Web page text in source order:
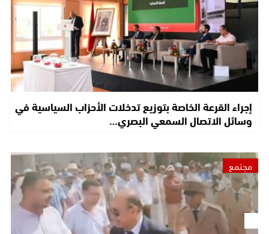
إجراء القرعة الخاصة بتوزيع تدخلات الأحزاب السياسية في
وسائل الاتصال السمعي البصري…
مجتمع